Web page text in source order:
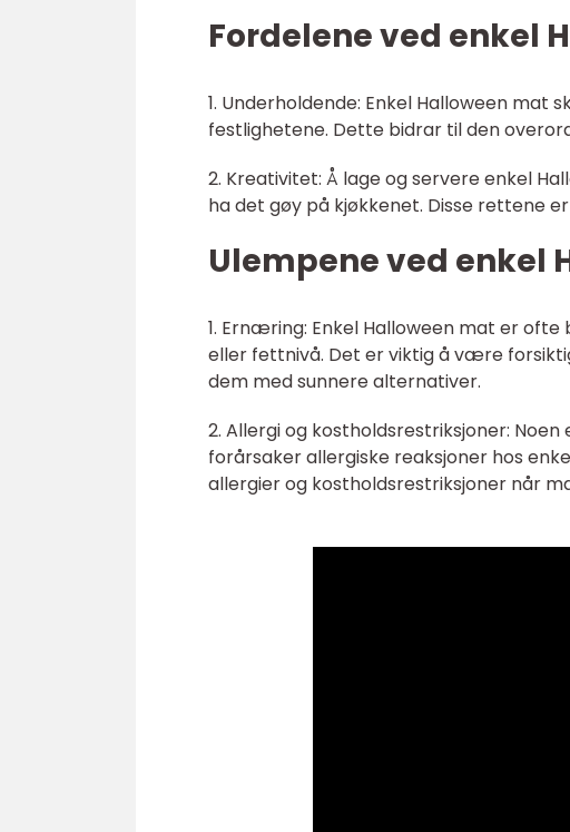
Fordelene ved enkel
1. Underholdende: Enkel Halloween
festlighetene. Dette bidrar til den
2. Kreativitet: Å lage og servere enkel
ha det gøy på kjøkkenet. Disse rettene
Ulempene ved enkel
1. Ernæring: Enkel Halloween mat er
eller fettnivå. Det er viktig å være
dem med sunnere alternativer.
2. Allergi og kostholdsrestriksjoner:
forårsaker allergiske reaksjoner hos
allergier og kostholdsrestriksjoner når